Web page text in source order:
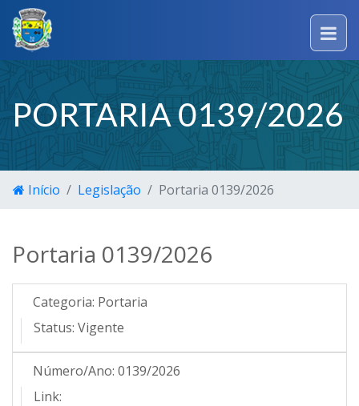
PORTARIA 0139/2026
Início Legislação Portaria 0139/2026
Portaria 0139/2026
Categoria: Portaria
Status: Vigente
Número/Ano: 0139/2026
Link: